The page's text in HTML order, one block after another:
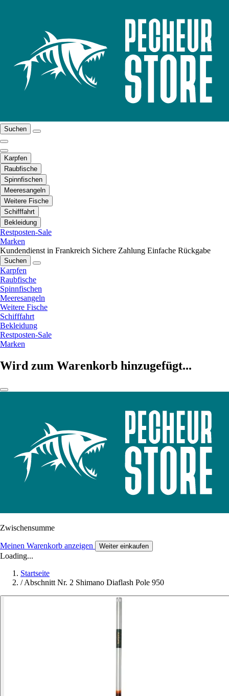
Suchen
Karpfen
Raubfische
Spinnfischen
Meeresangeln
Weitere Fische
Schifffahrt
Bekleidung
Restposten-Sale
Marken
Kundendienst in Frankreich Sichere Zahlung Einfache Rückgabe
Suchen
Karpfen
Raubfische
Spinnfischen
Meeresangeln
Weitere Fische
Schifffahrt
Bekleidung
Restposten-Sale
Marken
Wird zum Warenkorb hinzugefügt...
Zwischensumme
Meinen Warenkorb anzeigen Weiter einkaufen
Loading...
Startseite
/ Abschnitt Nr. 2 Shimano Diaflash Pole 950